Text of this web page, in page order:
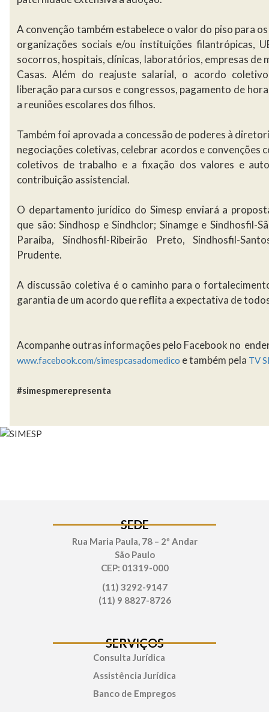
A convenção também estabelece o valor do piso para
organizações sociais e/ou instituições filantrópicas,
socorros, hospitais, clínicas, laboratórios, empresas de
Casas. Além do reajuste salarial, o acordo
liberação para cursos e congressos, pagamento de
a reuniões escolares dos filhos.
Também foi aprovada a concessão de poderes à
negociações coletivas, celebrar acordos e convenções
coletivos de trabalho e a fixação dos valores e
contribuição assistencial.
O departamento jurídico do Simesp enviará a
que são: Sindhosp e Sindhclor; Sinamge e Sindhosfil-
Paraíba, Sindhosfil-Ribeirão Preto, Sindhosfil-
Prudente.
A discussão coletiva é o caminho para o
garantia de um acordo que reflita a expectativa de
Acompanhe outras informações pelo Facebook no
www.facebook.com/simespcasadomedico e também pela TV
#simespmerepresenta
SEDE
Rua Maria Paula, 78 – 2º Andar
São Paulo
CEP: 01319-000
(11) 3292-9147
(11) 9 8827-8726
SERVIÇOS
Consulta Jurídica
Assistência Jurídica
Banco de Empregos